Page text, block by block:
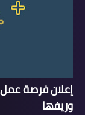
إعلان فرصة
وريفها